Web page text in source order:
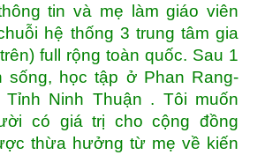
tin và mẹ làm giáo viên
hệ thống 3 trung tâm gia
full rộng toàn quốc. Sau 1
sống, học tập ở Phan Rang-
Tỉnh Ninh Thuận . Tôi muốn
có giá trị cho cộng đồng
thừa hưởng từ mẹ về kiến